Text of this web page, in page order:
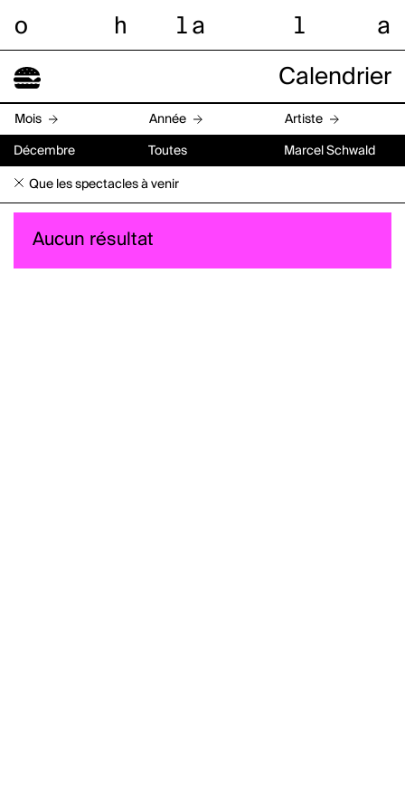
o h l a l a
Calendrier
Mois Année Artiste
Décembre Toutes Marcel Schwald
Que les spectacles à venir
Aucun résultat